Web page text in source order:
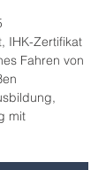
IHK-Zertifikat
Fahren von
mit